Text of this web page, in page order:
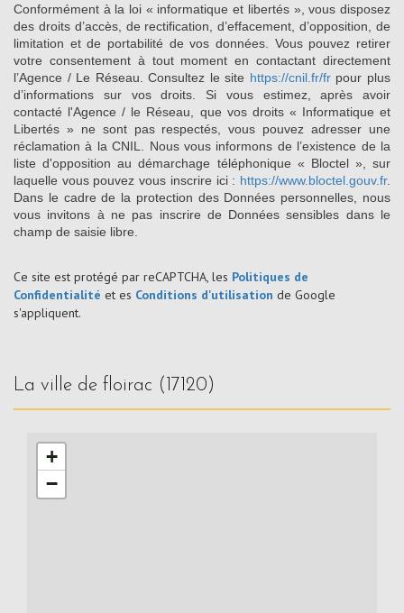
Conformément à la loi « informatique et libertés », vous disposez
des droits d’accès, de rectification, d’effacement, d’opposition, de
limitation et de portabilité de vos données. Vous pouvez retirer
votre consentement à tout moment en contactant directement
l’Agence / Le Réseau. Consultez le site https://cnil.fr/frpour plus
d’informations sur vos droits. Si vous estimez, après avoir
contacté l'Agence / le Réseau, que vos droits « Informatique et
Libertés » ne sont pas respectés, vous pouvez adresser une
réclamation à la CNIL. Nous vous informons de l’existence de la
liste d'opposition au démarchage téléphonique « Bloctel », sur
laquelle vous pouvez vous inscrire ici : https://www.bloctel.gouv.fr.
Dans le cadre de la protection des Données personnelles, nous
vous invitons à ne pas inscrire de Données sensibles dans le
champ de saisie libre.
Ce site est protégé par reCAPTCHA, les Politiques de
Confidentialité et es Conditions d'utilisation de Google
s'appliquent.
la ville de floirac (17120)
+
−